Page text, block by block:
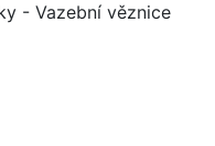
- Vazební věznice